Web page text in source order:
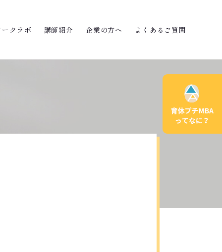
ークラボ 講師紹介 企業の方へ よくあるご質問